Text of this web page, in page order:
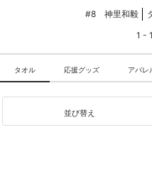
#8 神里和毅
1 -
タオル 応援グッズ アパレ
並び替え